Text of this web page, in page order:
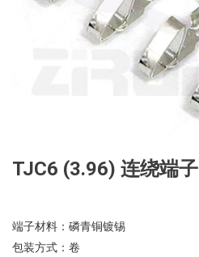
TJC6 (3.96) 连绕端子
端子材料：磷青铜镀锡
包装方式：卷